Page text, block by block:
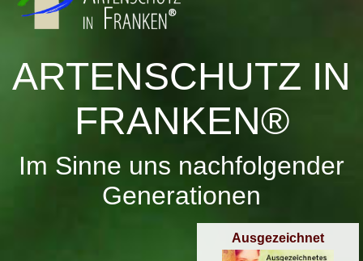
ARTENSCHUTZ IN
FRANKEN®
Im Sinne uns nachfolgender
Generationen
Ausgezeichnet